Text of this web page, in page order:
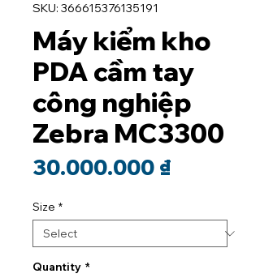
SKU: 366615376135191
Máy kiểm kho
PDA cầm tay
công nghiệp
Zebra MC3300
30.000.000 ₫
Size *
Quantity *